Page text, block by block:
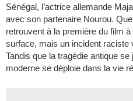
Sénégal, l’actrice allemande
avec son partenaire Nourou.
retrouvent à la première du film
surface, mais un incident raciste
Tandis que la tragédie antique se
moderne se déploie dans la vie